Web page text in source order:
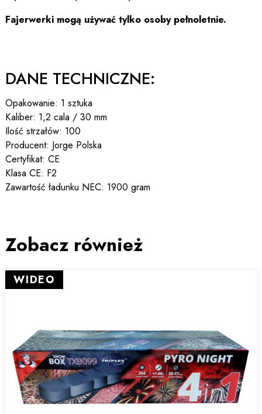
Fajerwerki mogą używać tylko osoby pełnoletnie.
DANE TECHNICZNE:
Opakowanie: 1 sztuka
Kaliber: 1,2 cala / 30 mm
Ilość strzałów: 100
Producent: Jorge Polska
Certyfikat: CE
Klasa CE: F2
Zawartość ładunku NEC: 1900 gram
Zobacz również
WIDEO